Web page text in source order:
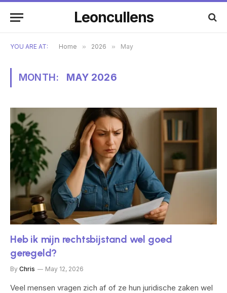
Leoncullens
YOU ARE AT: Home » 2026 » May
MONTH: MAY 2026
Heb ik mijn rechtsbijstand wel goed
geregeld?
By Chris May 12, 2026
Veel mensen vragen zich af of ze hun juridische zaken wel